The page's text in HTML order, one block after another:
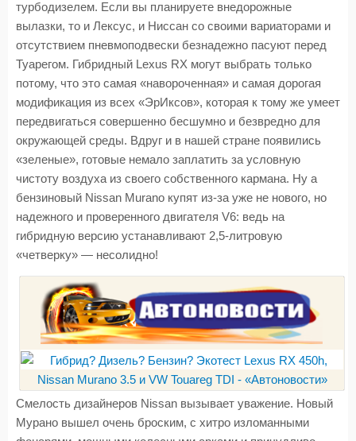
турбодизелем. Если вы планируете внедорожные
вылазки, то и Лексус, и Ниссан со своими вариаторами и
отсутствием пневмоподвески безнадежно пасуют перед
Туарегом. Гибридный Lexus RX могут выбрать только
потому, что это самая «навороченная» и самая дорогая
модификация из всех «ЭрИксов», которая к тому же умеет
передвигаться совершенно бесшумно и безвредно для
окружающей среды. Вдруг и в нашей стране появились
«зеленые», готовые немало заплатить за условную
чистоту воздуха из своего собственного кармана. Ну а
бензиновый Nissan Murano купят из-за уже не нового, но
надежного и проверенного двигателя V6: ведь на
гибридную версию устанавливают 2,5-литровую
«четверку» — несолидно!
Смелость дизайнеров Nissan вызывает уважение. Новый
Мурано вышел очень броским, с хитро изломанными